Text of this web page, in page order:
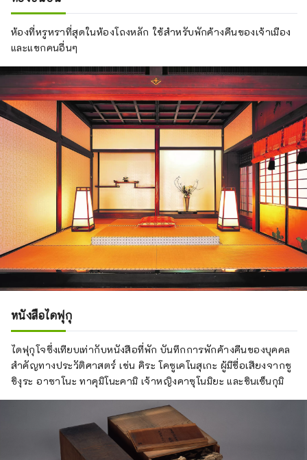
ห้องที่หรูหราที่สุดในห้องโถงหลัก ใช้สำหรับพักค้างคืนของเจ้าเมือง
และแขกคนอื่นๆ
หนังสือไดฟุกุ
ไดฟุกุโจซึ่งเทียบเท่ากับหนังสือที่พัก บันทึกการพักค้างคืนของบุคคล
สำคัญทางประวัติศาสตร์ เช่น คิระ โคซูเคโนสุเกะ ผู้มีชื่อเสียงจากชู
ชิงุระ อาซาโนะ ทาคุมิโนะคามิ เจ้าหญิงคาซุโนมิยะ และชินเซ็นกุมิ